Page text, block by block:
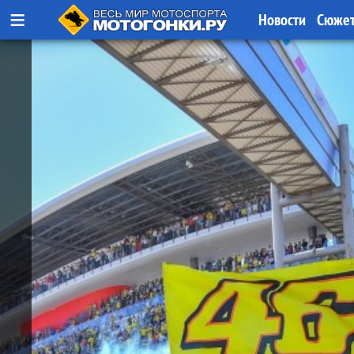
≡ Новости